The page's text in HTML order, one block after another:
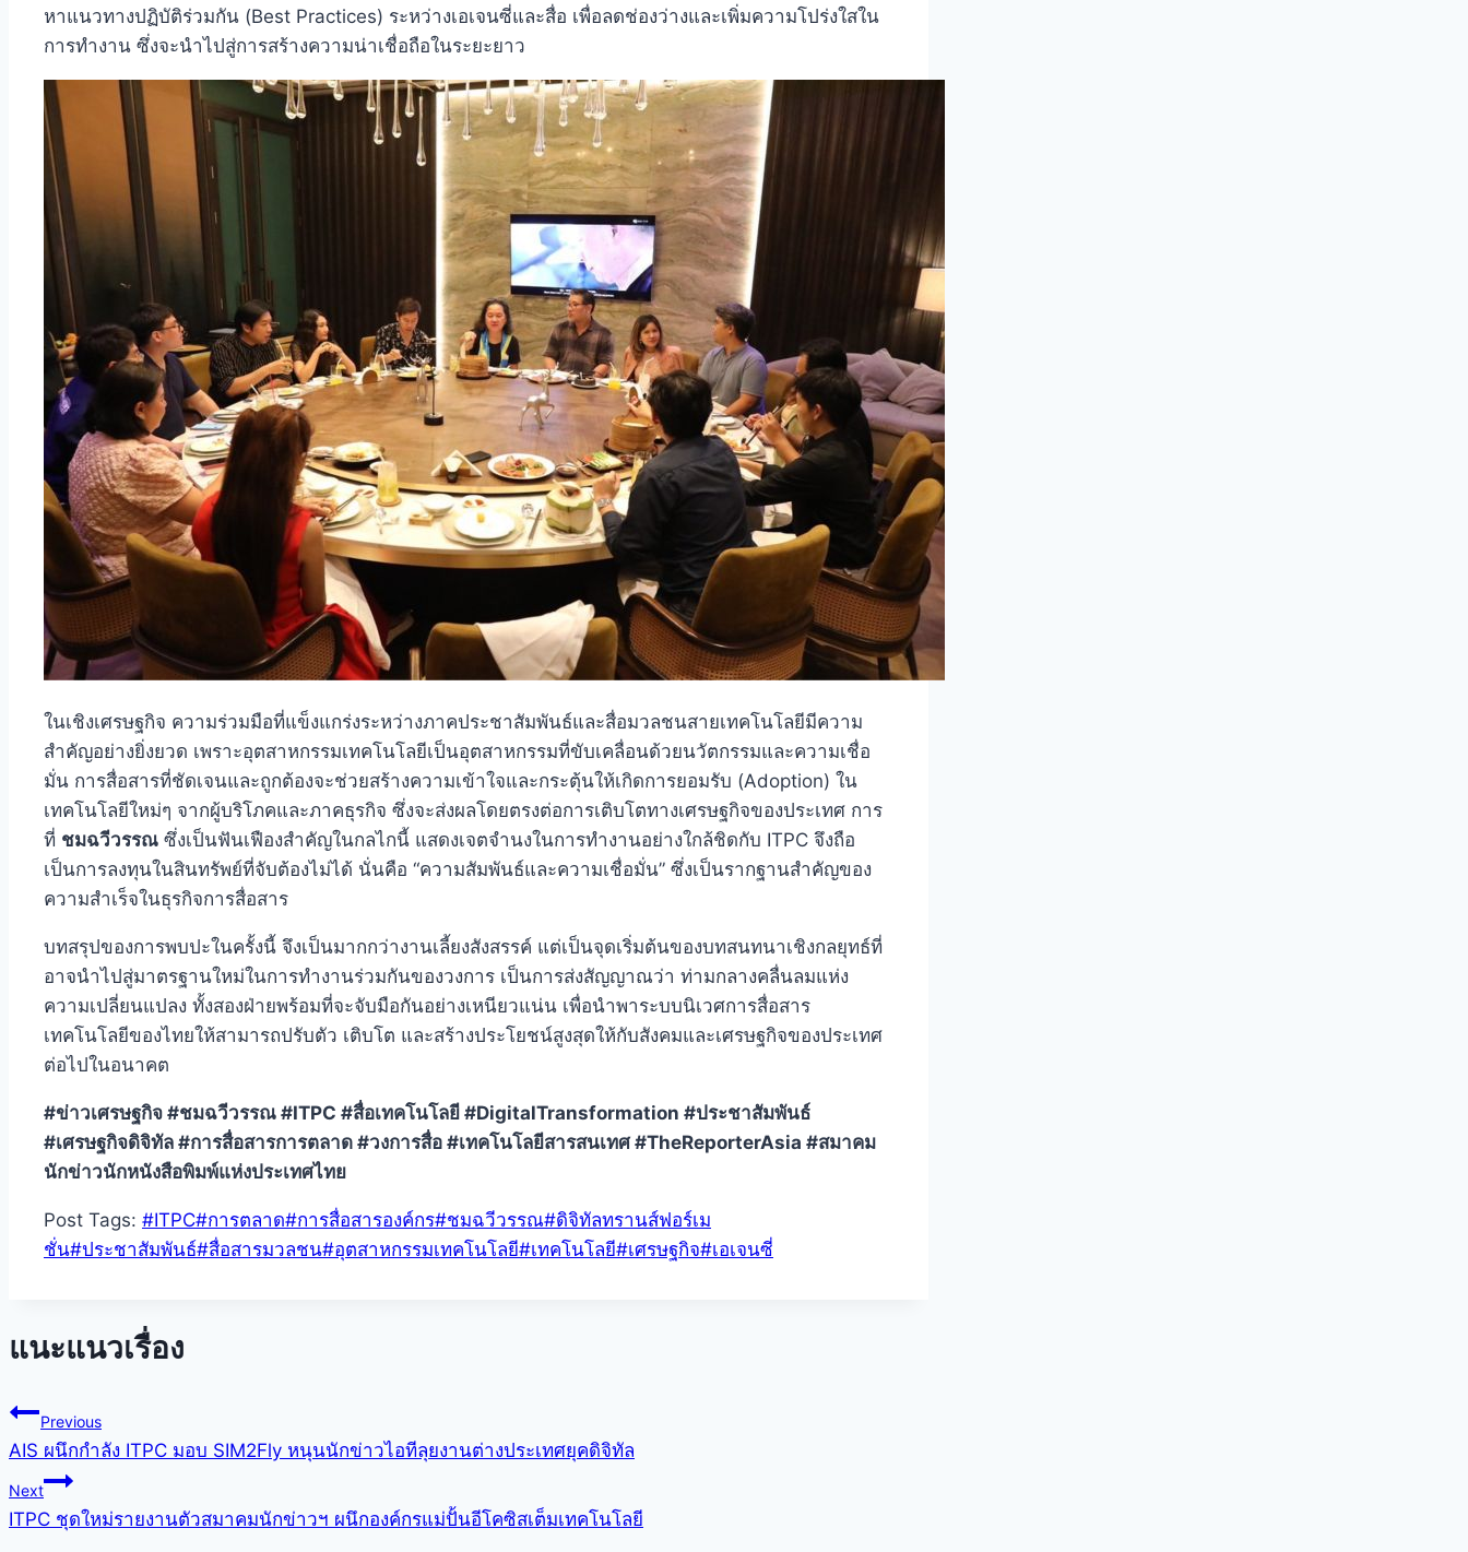
หาแนวทางปฏิบัติร่วมกัน (Best Practices) ระหว่างเอเจนซี่และสื่อ เพื่อลดช่องว่างและเพิ่มความโปร่งใสใน
การทำงาน ซึ่งจะนำไปสู่การสร้างความน่าเชื่อถือในระยะยาว
ในเชิงเศรษฐกิจ ความร่วมมือที่แข็งแกร่งระหว่างภาคประชาสัมพันธ์และสื่อมวลชนสายเทคโนโลยีมีความ
สำคัญอย่างยิ่งยวด เพราะอุตสาหกรรมเทคโนโลยีเป็นอุตสาหกรรมที่ขับเคลื่อนด้วยนวัตกรรมและความเชื่อ
มั่น การสื่อสารที่ชัดเจนและถูกต้องจะช่วยสร้างความเข้าใจและกระตุ้นให้เกิดการยอมรับ (Adoption) ใน
เทคโนโลยีใหม่ๆ จากผู้บริโภคและภาคธุรกิจ ซึ่งจะส่งผลโดยตรงต่อการเติบโตทางเศรษฐกิจของประเทศ การ
ที่ ชมฉวีวรรณ ซึ่งเป็นฟันเฟืองสำคัญในกลไกนี้ แสดงเจตจำนงในการทำงานอย่างใกล้ชิดกับ ITPC จึงถือ
เป็นการลงทุนในสินทรัพย์ที่จับต้องไม่ได้ นั่นคือ “ความสัมพันธ์และความเชื่อมั่น” ซึ่งเป็นรากฐานสำคัญของ
ความสำเร็จในธุรกิจการสื่อสาร
บทสรุปของการพบปะในครั้งนี้ จึงเป็นมากกว่างานเลี้ยงสังสรรค์ แต่เป็นจุดเริ่มต้นของบทสนทนาเชิงกลยุทธ์ที่
อาจนำไปสู่มาตรฐานใหม่ในการทำงานร่วมกันของวงการ เป็นการส่งสัญญาณว่า ท่ามกลางคลื่นลมแห่ง
ความเปลี่ยนแปลง ทั้งสองฝ่ายพร้อมที่จะจับมือกันอย่างเหนียวแน่น เพื่อนำพาระบบนิเวศการสื่อสาร
เทคโนโลยีของไทยให้สามารถปรับตัว เติบโต และสร้างประโยชน์สูงสุดให้กับสังคมและเศรษฐกิจของประเทศ
ต่อไปในอนาคต
#ข่าวเศรษฐกิจ #ชมฉวีวรรณ #ITPC #สื่อเทคโนโลยี #DigitalTransformation #ประชาสัมพันธ์
#เศรษฐกิจดิจิทัล #การสื่อสารการตลาด #วงการสื่อ #เทคโนโลยีสารสนเทศ #TheReporterAsia #สมาคม
นักข่าวนักหนังสือพิมพ์แห่งประเทศไทย
Post Tags: #ITPC#การตลาด#การสื่อสารองค์กร#ชมฉวีวรรณ#ดิจิทัลทรานส์ฟอร์เม
ชั่น#ประชาสัมพันธ์#สื่อสารมวลชน#อุตสาหกรรมเทคโนโลยี#เทคโนโลยี#เศรษฐกิจ#เอเจนซี่
แนะแนวเรื่อง
Previous
AIS ผนึกกำลัง ITPC มอบ SIM2Fly หนุนนักข่าวไอทีลุยงานต่างประเทศยุคดิจิทัล
Next
ITPC ชุดใหม่รายงานตัวสมาคมนักข่าวฯ ผนึกองค์กรแม่ปั้นอีโคซิสเต็มเทคโนโลยี